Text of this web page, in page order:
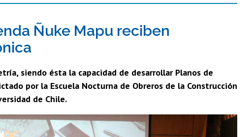
Estudios Internacionales
Bachillerato
Ñuke Mapu reciben
siendo ésta la capacidad de desarrollar Planos de
por la Escuela Nocturna de Obreros de la Construcción
de Chile.